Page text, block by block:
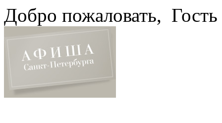
Добро пожаловать, Гость